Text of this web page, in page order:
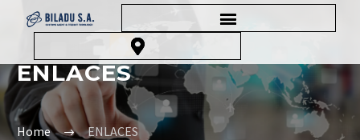
ENLACES
Home ENLACES